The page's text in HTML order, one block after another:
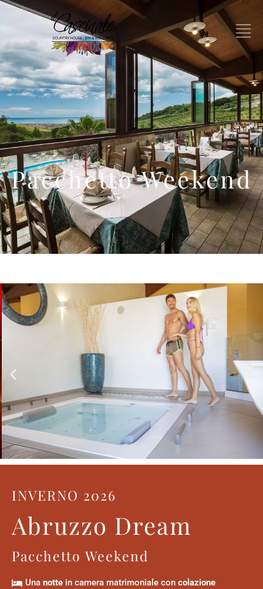
Pacchetto Weekend
INVERNO 2026
Abruzzo Dream
Pacchetto Weekend
Una notte in camera matrimoniale con colazione